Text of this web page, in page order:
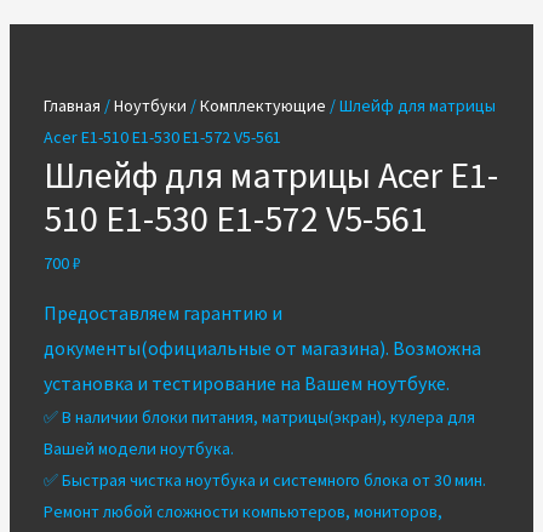
Главная /Ноутбуки /Комплектующие / Шлейф для матрицы
Acer E1-510 E1-530 E1-572 V5-561
Шлейф для матрицы Acer E1-
510 E1-530 E1-572 V5-561
700₽
Предоставляем гарантию и
документы(официальные от магазина). Возможна
установка и тестирование на Вашем ноутбуке.
✅ В наличии блоки питания, матрицы(экран), кулера для
Вашей модели ноутбука.
✅Быстрая чистка ноутбука и системного блока от 30 мин.
Ремонт любой сложности компьютеров, мониторов,